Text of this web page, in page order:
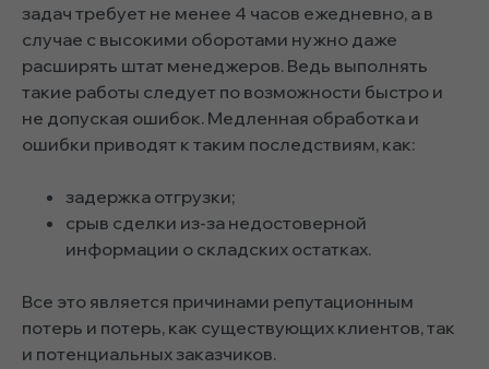
задач требует не менее 4 часов ежедневно, а в
случае с высокими оборотами нужно даже
расширять штат менеджеров. Ведь выполнять
такие работы следует по возможности быстро и
не допуская ошибок. Медленная обработка и
ошибки приводят к таким последствиям, как:
задержка отгрузки;
срыв сделки из-за недостоверной
информации о складских остатках.
Все это является причинами репутационным
потерь и потерь, как существующих клиентов, так
и потенциальных заказчиков.